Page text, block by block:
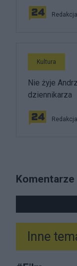
Redakcja
Kultura
Nie żyje
dziennikarza
Redakcja
Komentarze
Inne